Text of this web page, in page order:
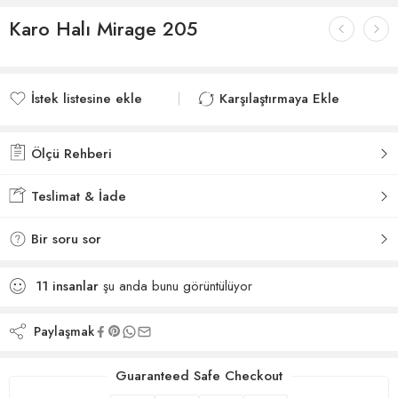
Karo Halı Mirage 205
İstek listesine ekle
Karşılaştırmaya Ekle
Ölçü Rehberi
Teslimat & İade
Bir soru sor
11 insanlar şu anda bunu görüntülüyor
Paylaşmak
Guaranteed Safe Checkout